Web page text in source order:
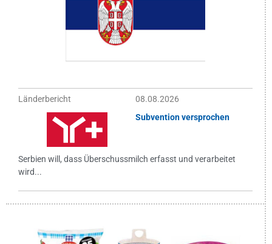
Länderbericht
08.08.2026
Subvention versprochen
Serbien will, dass Überschussmilch erfasst und verarbeitet
wird...